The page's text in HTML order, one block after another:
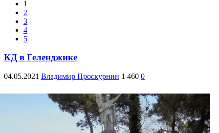
1
2
3
4
5
КД в Геленджике
04.05.2021 Владимир Проскурнин 1 460 0